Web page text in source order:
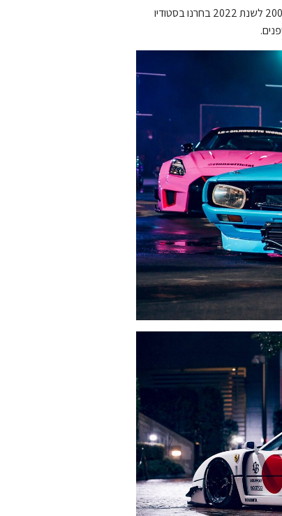
מאחר ורצינו לבנות רכב שיביא את הרגשת ה STREET TUNING האהובה משנות ה2000 לשנת 2022 בחרנו בסטודיו